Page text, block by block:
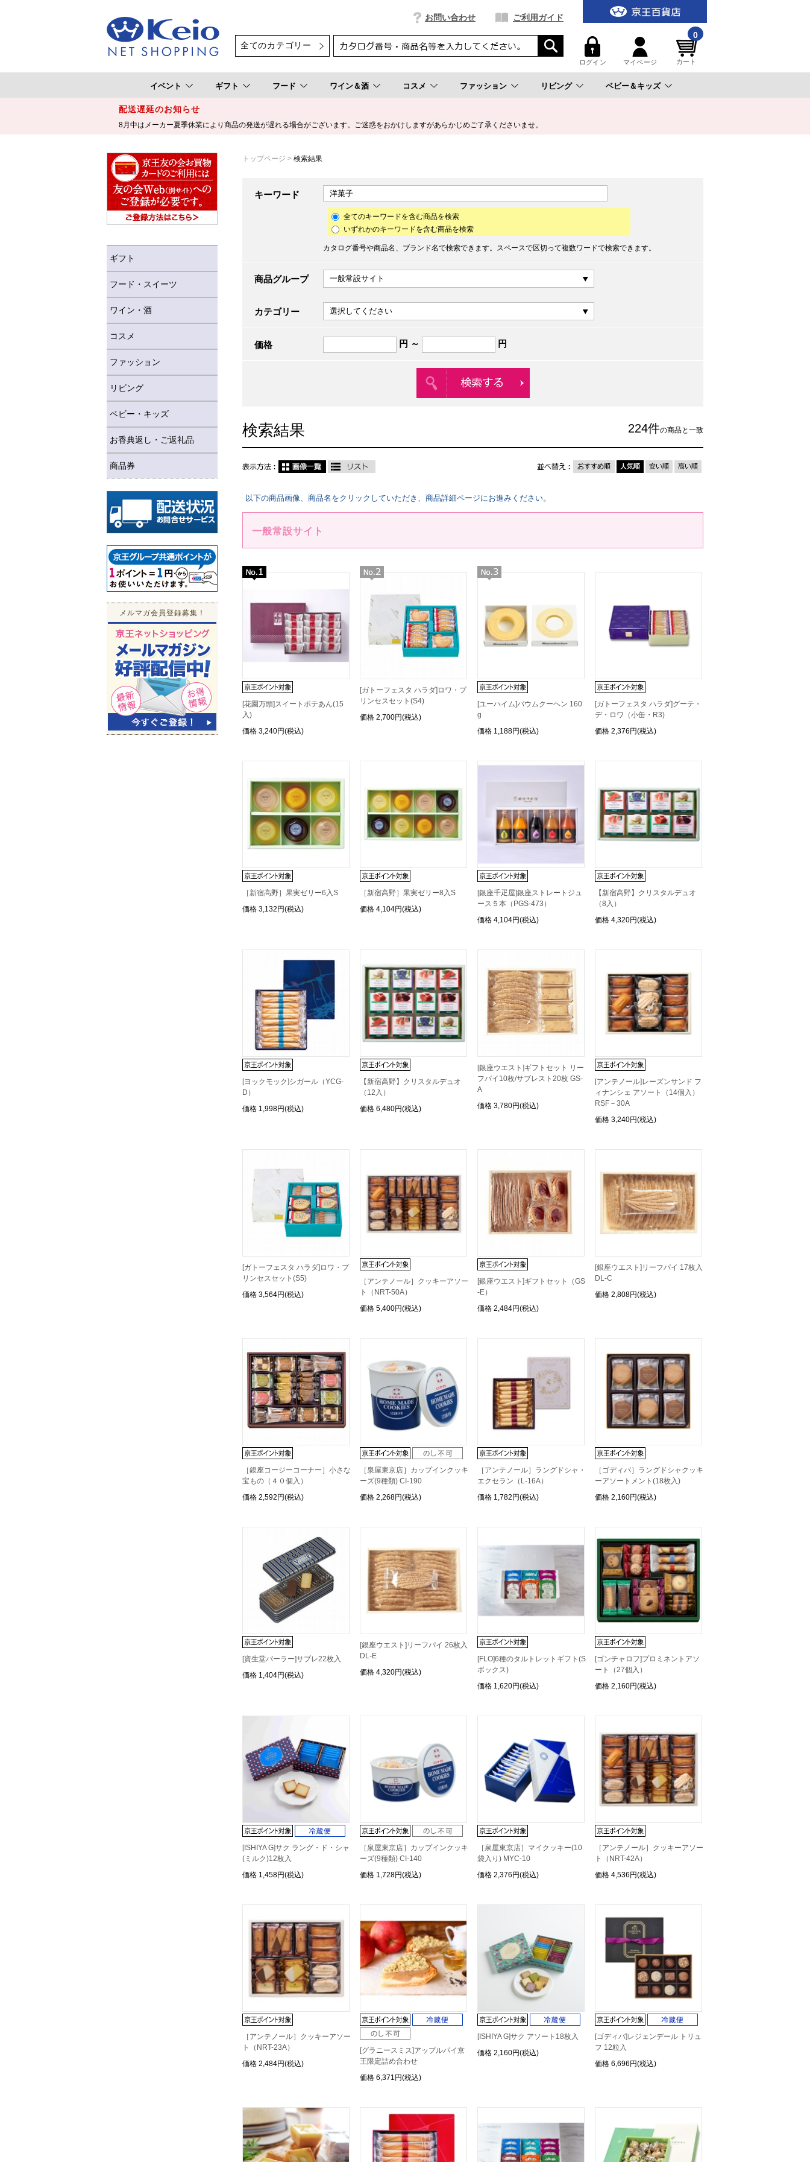
お問い合わせ ご利用ガイド
ログイン マイページ
0
カート
イベント ギフト フード ワイン＆酒 コスメ ファッション リビング ベビー＆キッズ
配送遅延のお知らせ
8月中はメーカー夏季休業により商品の発送が遅れる場合がございます。ご迷惑をおかけしますがあらかじめご了承くださいませ。
ギフト
フード・スイーツ
ワイン・酒
コスメ
ファッション
リビング
ベビー・キッズ
お香典返し・ご返礼品
商品券
メルマガ会員登録募集！
トップページ > 検索結果
キーワード
全てのキーワードを含む商品を検索
いずれかのキーワードを含む商品を検索
カタログ番号や商品名、ブランド名で検索できます。スペースで区切って複数ワードで検索できます。
商品グループ
カテゴリー
価格 円 ～ 円
検索結果 224件の商品と一致
以下の商品画像、商品名をクリックしていただき、商品詳細ページにお進みください。
一般常設サイト
[花園万頭]スイートポテあん(15
入)
価格 3,240円(税込)
[ガトーフェスタ ハラダ]ロワ・プ
リンセスセット(S4)
価格 2,700円(税込)
[ユーハイム]バウムクーヘン 160
g
価格 1,188円(税込)
[ガトーフェスタ ハラダ]グーテ・
デ・ロワ（小缶・R3)
価格 2,376円(税込)
［新宿高野］果実ゼリー6入S
価格 3,132円(税込)
［新宿高野］果実ゼリー8入S
価格 4,104円(税込)
[銀座千疋屋]銀座ストレートジュ
ース５本（PGS-473）
価格 4,104円(税込)
【新宿高野】クリスタルデュオ
（8入）
価格 4,320円(税込)
[ヨックモック]シガール（YCG-
D）
価格 1,998円(税込)
【新宿高野】クリスタルデュオ
（12入）
価格 6,480円(税込)
[銀座ウエスト]ギフトセット リー
フパイ10枚/サブレスト20枚 GS-
A
価格 3,780円(税込)
[アンテノール]レーズンサンド フ
ィナンシェ アソート（14個入）
RSF－30A
価格 3,240円(税込)
[ガトーフェスタ ハラダ]ロワ・プ
リンセスセット(S5)
価格 3,564円(税込)
［アンテノール］クッキーアソー
ト（NRT-50A）
価格 5,400円(税込)
[銀座ウエスト]ギフトセット（GS
-E）
価格 2,484円(税込)
[銀座ウエスト]リーフパイ 17枚入
DL-C
価格 2,808円(税込)
［銀座コージーコーナー］小さな
宝もの（４０個入）
価格 2,592円(税込)
［泉屋東京店］カップインクッキ
ーズ(9種類) CI-190
価格 2,268円(税込)
［アンテノール］ラングドシャ・
エクセラン（L-16A）
価格 1,782円(税込)
［ゴディバ］ラングドシャクッキ
ーアソートメント(18枚入)
価格 2,160円(税込)
[資生堂パーラー]サブレ22枚入
価格 1,404円(税込)
[銀座ウエスト]リーフパイ 26枚入
DL-E
価格 4,320円(税込)
[FLO]6種のタルトレットギフト(S
ボックス)
価格 1,620円(税込)
[ゴンチャロフ]プロミネントアソ
ート（27個入）
価格 2,160円(税込)
[ISHIYA G]サク ラング・ド・シャ
(ミルク)12枚入
価格 1,458円(税込)
［泉屋東京店］カップインクッキ
ーズ(9種類) CI-140
価格 1,728円(税込)
［泉屋東京店］マイクッキー(10
袋入り) MYC-10
価格 2,376円(税込)
［アンテノール］クッキーアソー
ト（NRT-42A）
価格 4,536円(税込)
［アンテノール］クッキーアソー
ト（NRT-23A）
価格 2,484円(税込)
[グラニースミス]アップルパイ京
王限定詰め合わせ
価格 6,371円(税込)
[ISHIYA G]サク アソート18枚入
価格 2,160円(税込)
[ゴディバ]レジェンデール トリュ
フ 12粒入
価格 6,696円(税込)